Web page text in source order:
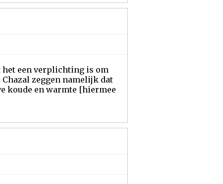
het een verplichting is om
zeggen namelijk dat
koude en warmte [hiermee